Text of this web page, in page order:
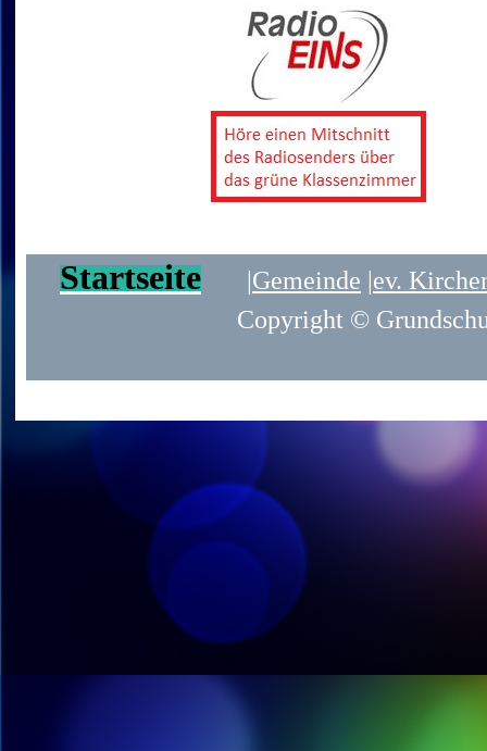
Startseite |Gemeinde |ev.
Copyright ©